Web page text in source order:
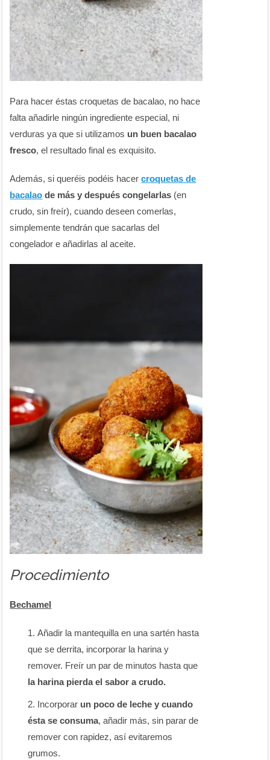
Para hacer éstas croquetas de bacalao, no hace
falta añadirle ningún ingrediente especial, ni
verduras ya que si utilizamos un buen bacalao
fresco, el resultado final es exquisito.
Además, si queréis podéis hacercroquetas de
bacalao de más y después congelarlas (en
crudo, sin freír), cuando deseen comerlas,
simplemente tendrán que sacarlas del
congelador e añadirlas al aceite.
Procedimiento
Bechamel
Añadir la mantequilla en una sartén hasta
que se derrita, incorporar la harina y
remover. Freír un par de minutos hasta que
la harina pierda el sabor a crudo.
Incorporar un poco de leche y cuando
ésta se consuma, añadir más, sin parar de
remover con rapidez, así evitaremos
grumos.